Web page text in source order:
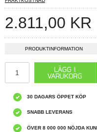
2.811,00 KR
PRODUKTINFORMATION
30 DAGARS ÖPPET KÖP
SNABB LEVERANS
ÖVER 8 000 000 NÖJDA